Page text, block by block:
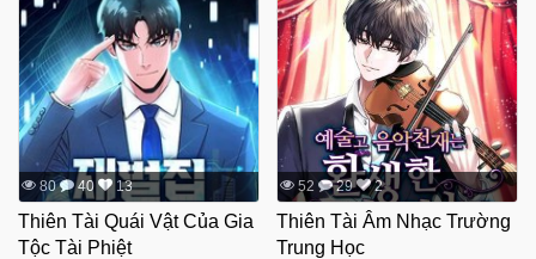
80 40 13
Thiên Tài Quái Vật Của Gia
Tộc Tài Phiệt
52 29 2
Thiên Tài Âm Nhạc Trường
Trung Học